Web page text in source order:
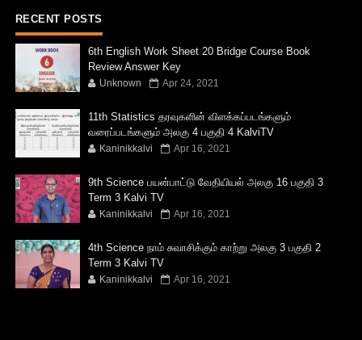
RECENT POSTS
6th English Work Sheet 20 Bridge Course Book
Review Answer Key
Unknown Apr 24, 2021
11th Statistics தரவுகளின் விளக்கப்படங்களும்
வரைப்படங்களும் அலகு 4 பகுதி 4 KalviTV
Kaninikkalvi Apr 16, 2021
9th Science பயன்பாட்டு வேதியியல் அலகு 16 பகுதி 3
Term 3 Kalvi TV
Kaninikkalvi Apr 16, 2021
4th Science நாம் சுவாசிக்கும் காற்று அலகு 3 பகுதி 2
Term 3 Kalvi TV
Kaninikkalvi Apr 16, 2021